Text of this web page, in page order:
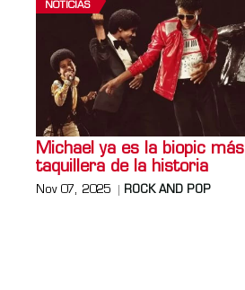
NOTICIAS
Michael ya es la biopic más
taquillera de la historia
Nov 07, 2025 ROCK AND POP